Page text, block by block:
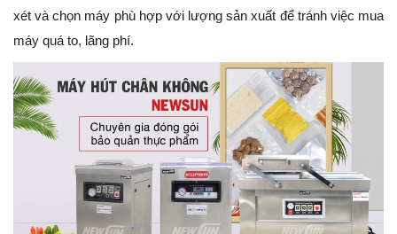
xét và chọn máy phù hợp với lượng sản xuất để tránh việc mua
máy quá to, lãng phí.